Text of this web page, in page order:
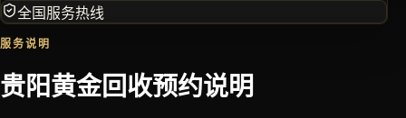
全国服务热线
服务说明
贵阳黄金回收预约说明